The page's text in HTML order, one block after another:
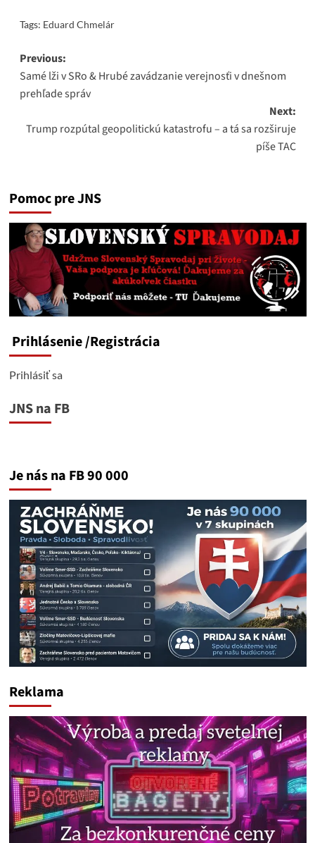
Tags: Eduard Chmelár
Post
navigation
Previous:
Samé lži v SRo & Hrubé zavádzanie verejnosťi v dnešnom
prehľade správ
Next:
Trump rozpútal geopolitickú katastrofu – a tá sa rozširuje
píše TAC
Pomoc pre JNS
Prihlásenie/Registrácia
Prihlásiť sa
JNS na FB
Je nás na FB 90 000
Reklama